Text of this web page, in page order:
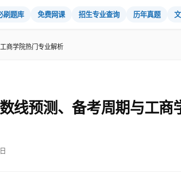
刷题库 免费网课 招生专业查询 历年真题
商学院热门专业解析
线预测、备考周期与工商